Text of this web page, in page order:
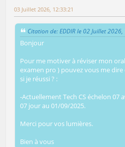
03 Juillet 2026, 12:33:21
Citation de: EDDIR le 02 Juillet
Bonjour
Pour me motiver à réviser mon
examen pro ) pouvez vous me
si je réussi ? :
-Actuellement Tech CS échelon 07
07 jour au 01/09/2025.
Merci pour vos lumières.
Bien à vous